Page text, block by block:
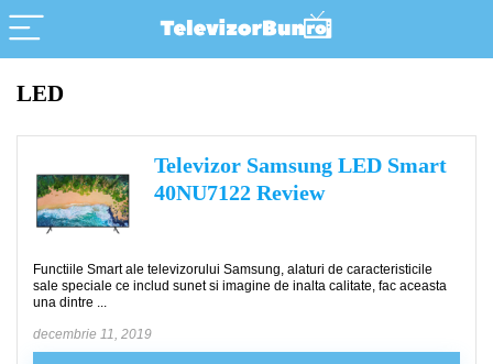
LED
Televizor Samsung LED Smart
40NU7122 Review
Functiile Smart ale televizorului Samsung, alaturi de caracteristicile
sale speciale ce includ sunet si imagine de inalta calitate, fac aceasta
una dintre ...
decembrie 11, 2019